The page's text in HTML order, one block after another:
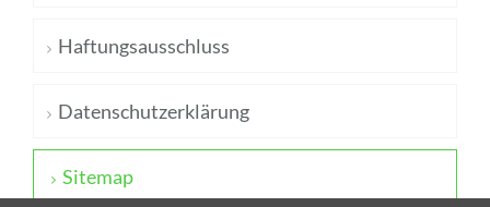
Haftungsausschluss
Datenschutzerklärung
Sitemap